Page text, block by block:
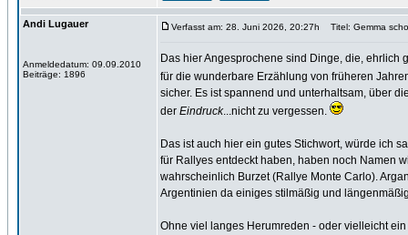
Andi Lugauer
Anmeldedatum: 09.09.2010
Beiträge: 1896
Verfasst am: 28. Juni 2026, 20:27h Titel: Gemma
Das hier Angesprochene sind Dinge, die, ehrlich
für die wunderbare Erzählung von früheren
sicher. Es ist spannend und unterhaltsam, über
der Eindruck...nicht zu vergessen.
Das ist auch hier ein gutes Stichwort, würde ich
für Rallyes entdeckt haben, haben noch Namen
wahrscheinlich Burzet (Rallye Monte Carlo).
Argentinien da einiges stilmäßig und
Ohne viel langes Herumreden - oder vielleicht